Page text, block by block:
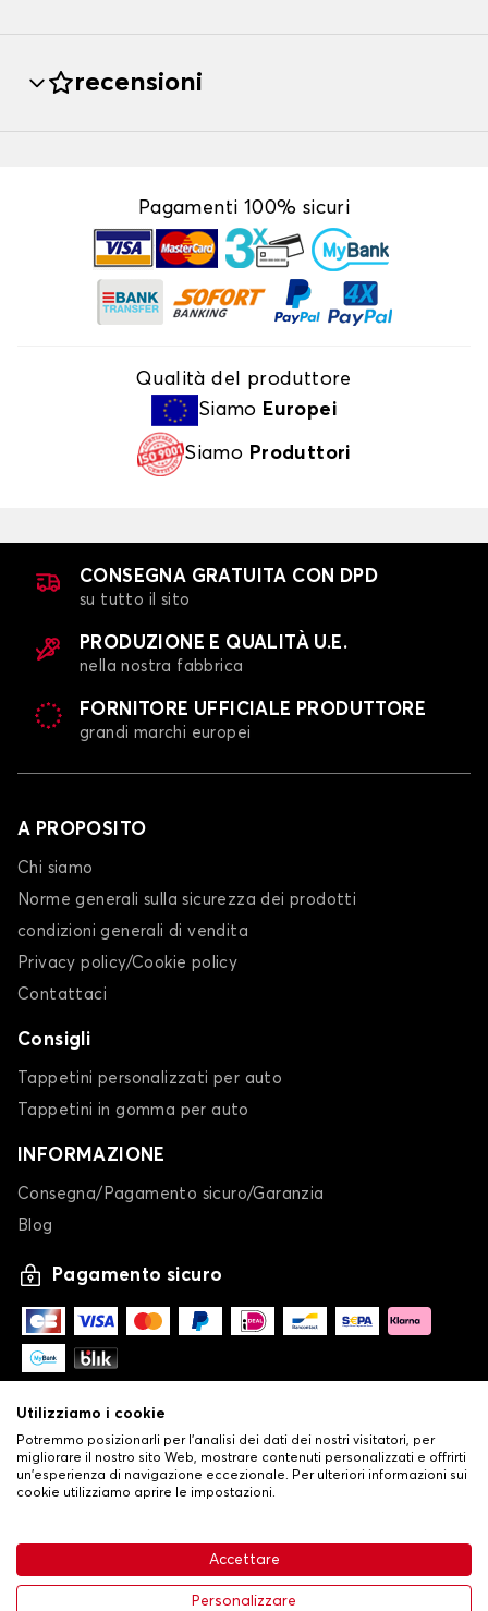
63,99 € Aggiungi al carrello
recensioni
Pagamenti 100% sicuri
Qualità del produttore
Siamo Europei
Siamo Produttori
CONSEGNA GRATUITA CON DPD
su tutto il sito
PRODUZIONE E QUALITÀ U.E.
nella nostra fabbrica
FORNITORE UFFICIALE PRODUTTORE
grandi marchi europei
A PROPOSITO
Chi siamo
Norme generali sulla sicurezza dei prodotti
condizioni generali di vendita
Privacy policy/Cookie policy
Contattaci
Consigli
Tappetini personalizzati per auto
Tappetini in gomma per auto
INFORMAZIONE
Consegna/Pagamento sicuro/Garanzia
Blog
Pagamento sicuro
Condizioni generali di vendita•
Politica sulla privacy e sui cookie•Livraison
Utilizziamo i cookie
Potremmo posizionarli per l'analisi dei dati dei nostri visitatori, per
migliorare il nostro sito Web, mostrare contenuti personalizzati e offrirti
un'esperienza di navigazione eccezionale. Per ulteriori informazioni sui
cookie utilizziamo aprire le impostazioni.
Accettare
Personalizzare